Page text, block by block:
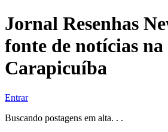
Jornal Resenhas
fonte de notícias na
Carapicuíba
Entrar
Buscando postagens em alta. . .